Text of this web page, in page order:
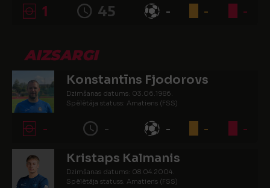
1 45 - - -
AIZSARGI
Konstantīns Fjodorovs
Dzimšanas datums: 03.06.1986.
Spēlētāja statuss: Amatieris (FSS)
- - - - -
Kristaps Kalmanis
Dzimšanas datums: 08.04.2004.
Spēlētāja statuss: Amatieris (FSS)